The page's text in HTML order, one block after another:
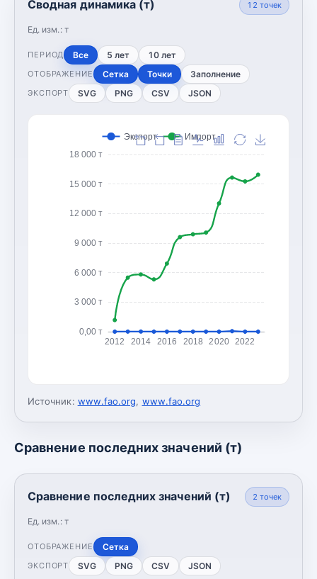
Сводная динамика (т)
Ед. изм.: т
12 точек
ПЕРИОД Все 5 лет 10 лет
ОТОБРАЖЕНИЕ Сетка Точки Заполнение
ЭКСПОРТ SVG PNG CSV JSON
0,00 т
3 000 т
6 000 т
9 000 т
12 000 т
15 000 т
18 000 т
2012 2014 2016 2018 2020 2022
Экспорт Импорт
Источник: www.fao.org, www.fao.org
Сравнение последних значений (т)
Сравнение последних значений (т)
Ед. изм.: т
2 точек
ОТОБРАЖЕНИЕ Сетка
ЭКСПОРТ SVG PNG CSV JSON